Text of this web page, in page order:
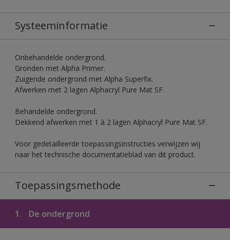
Systeeminformatie
Onbehandelde ondergrond.
Gronden met Alpha Primer.
Zuigende ondergrond met Alpha Superfix.
Afwerken met 2 lagen Alphacryl Pure Mat SF.
Behandelde ondergrond.
Dekkend afwerken met 1 à 2 lagen Alphacryl Pure Mat SF.
Voor gedetailleerde toepassingsinstructies verwijzen wij
naar het technische documentatieblad van dit product.
Toepassingsmethode
1. De ondergrond